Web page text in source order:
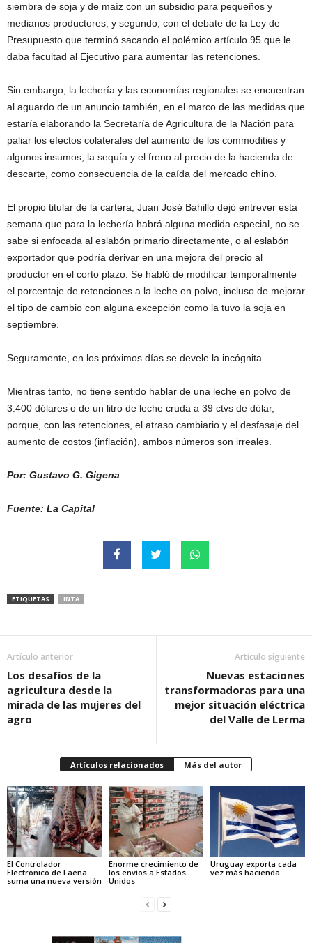
siembra de soja y de maíz con un subsidio para pequeños y
medianos productores, y segundo, con el debate de la Ley de
Presupuesto que terminó sacando el polémico artículo 95 que le
daba facultad al Ejecutivo para aumentar las retenciones.
Sin embargo, la lechería y las economías regionales se encuentran
al aguardo de un anuncio también, en el marco de las medidas que
estaría elaborando la Secretaría de Agricultura de la Nación para
paliar los efectos colaterales del aumento de los commodities y
algunos insumos, la sequía y el freno al precio de la hacienda de
descarte, como consecuencia de la caída del mercado chino.
El propio titular de la cartera, Juan José Bahillo dejó entrever esta
semana que para la lechería habrá alguna medida especial, no se
sabe si enfocada al eslabón primario directamente, o al eslabón
exportador que podría derivar en una mejora del precio al
productor en el corto plazo. Se habló de modificar temporalmente
el porcentaje de retenciones a la leche en polvo, incluso de mejorar
el tipo de cambio con alguna excepción como la tuvo la soja en
septiembre.
Seguramente, en los próximos días se devele la incógnita.
Mientras tanto, no tiene sentido hablar de una leche en polvo de
3.400 dólares o de un litro de leche cruda a 39 ctvs de dólar,
porque, con las retenciones, el atraso cambiario y el desfasaje del
aumento de costos (inflación), ambos números son irreales.
Por: Gustavo G. Gigena
Fuente: La Capital
ETIQUETAS INTA
Artículo anterior
Los desafíos de la
agricultura desde la
mirada de las mujeres del
agro
Artículo siguiente
Nuevas estaciones
transformadoras para una
mejor situación eléctrica
del Valle de Lerma
Artículos relacionados Más del autor
El Controlador
Electrónico de Faena
suma una nueva versión
Enorme crecimiento de
los envíos a Estados
Unidos
Uruguay exporta cada
vez más hacienda